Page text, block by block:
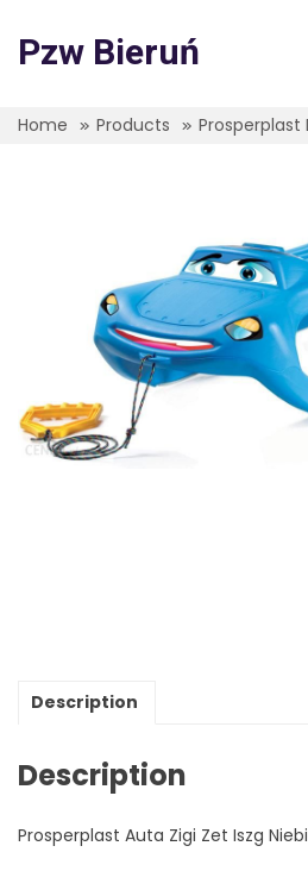
content
Pzw Bieruń
Home Products Prosperplast
Description
Description
Prosperplast Auta Zigi Zet Iszg